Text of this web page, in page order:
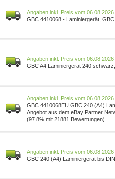
Preis vom
GBC 4410068 - Laminiergerät,
Preis vom 06.08.2026
GBC A4 Laminiergerät 240
Preis vom
GBC 4410068EU GBC 240 (A4)
Angebot aus dem eBay Partner
(97.8% mit 21881 Bewertungen)
Preis vom 06.08.2026
GBC 240 (A4) Laminiergerät bis